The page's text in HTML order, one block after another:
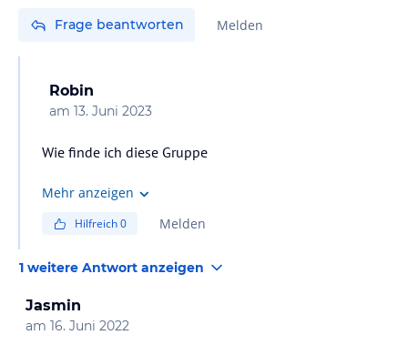
Frage beantworten Melden
Robin
am 13. Juni 2023
Wie finde ich diese Gruppe
Mehr anzeigen
Hilfreich0 Melden
1 weitere Antwort anzeigen
Jasmin
am 16. Juni 2022